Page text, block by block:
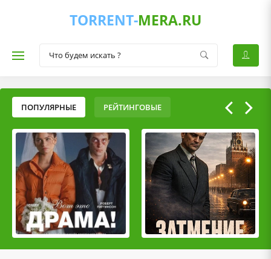
TORRENT-MERA.RU
ПОПУЛЯРНЫЕ РЕЙТИНГОВЫЕ